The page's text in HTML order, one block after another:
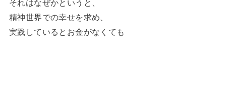
それはなぜかというと、
精神世界での幸せを求め、
実践しているとお金がなくても